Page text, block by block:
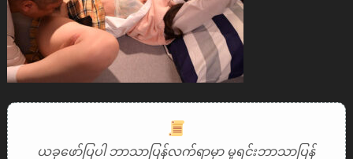
ယခုဖော်ပြပါ ဘာသာပြန်လက်ရာမှာ မူရင်းဘာသာပြန်